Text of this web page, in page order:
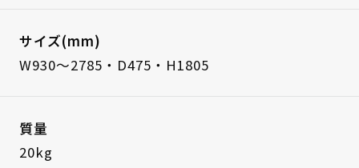
サイズ(mm)
W930～2785・D475・H1805
質量
20kg